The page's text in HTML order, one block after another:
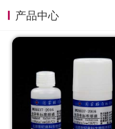
产品中心
新闻资讯
公司主页
购物车